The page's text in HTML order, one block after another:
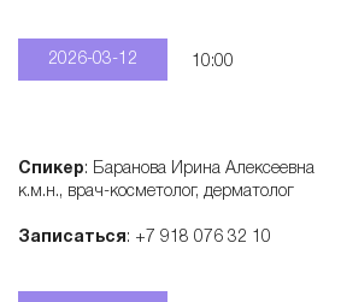
2026-03-12 10:00
Спикер: Баранова Ирина Алексеевна
к.м.н., врач-косметолог, дерматолог
Записаться: +7 918 076 32 10